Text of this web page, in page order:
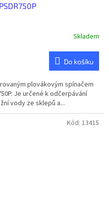
Skladem
Do košíku
plovákovým spínačem
Je určené k odčerpávání
vody ze sklepů a...
Kód: 13415